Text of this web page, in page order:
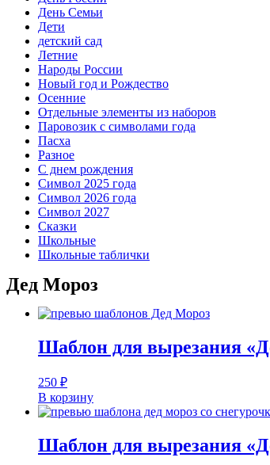
День Семьи
Дети
детский сад
Летние
Народы России
Новый год и Рождество
Осенние
Отдельные элементы из наборов
Паровозик с символами года
Пасха
Разное
С днем рождения
Символ 2025 года
Символ 2026 года
Символ 2027
Сказки
Школьные
Школьные таблички
Дед Мороз
Шаблон для вырезания
250 ₽
В корзину
Шаблон для вырезания